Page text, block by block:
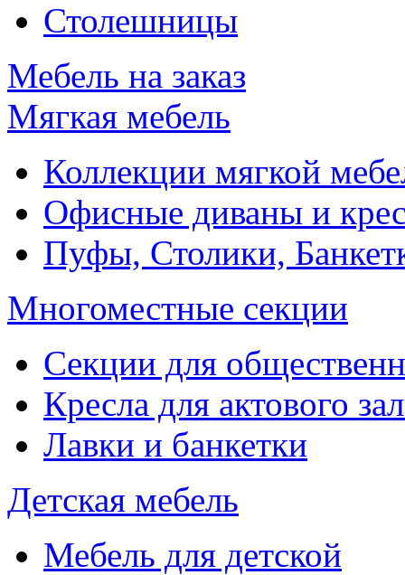
Столешницы
Мебель на заказ
Мягкая мебель
Коллекции мягкой
Офисные диваны и
Пуфы, Столики,
Многоместные секции
Секции для
Кресла для актового
Лавки и банкетки
Детская мебель
Мебель для детской